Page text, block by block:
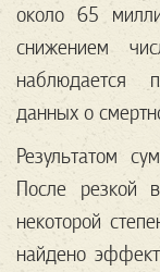
около 65
снижением
наблюдается
данных о
Результатом
После резкой
некоторой
найдено